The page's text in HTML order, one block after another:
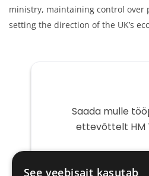
ministry, maintaining control over
setting the direction of the UK’s
Saada mulle
ettevõttelt HM
post
See veebisait kasutab